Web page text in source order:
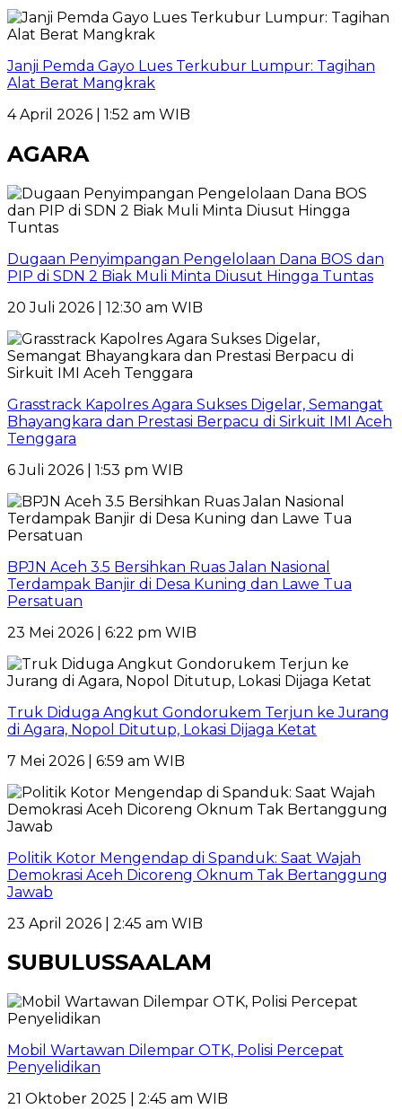
Janji Pemda Gayo Lues Terkubur Lumpur: Tagihan
Alat Berat Mangkrak
4 April 2026 | 1:52 am WIB
AGARA
Dugaan Penyimpangan Pengelolaan Dana BOS dan
PIP di SDN 2 Biak Muli Minta Diusut Hingga Tuntas
20 Juli 2026 | 12:30 am WIB
Grasstrack Kapolres Agara Sukses Digelar, Semangat
Bhayangkara dan Prestasi Berpacu di Sirkuit IMI Aceh
Tenggara
6 Juli 2026 | 1:53 pm WIB
BPJN Aceh 3.5 Bersihkan Ruas Jalan Nasional
Terdampak Banjir di Desa Kuning dan Lawe Tua
Persatuan
23 Mei 2026 | 6:22 pm WIB
Truk Diduga Angkut Gondorukem Terjun ke Jurang
di Agara, Nopol Ditutup, Lokasi Dijaga Ketat
7 Mei 2026 | 6:59 am WIB
Politik Kotor Mengendap di Spanduk: Saat Wajah
Demokrasi Aceh Dicoreng Oknum Tak Bertanggung
Jawab
23 April 2026 | 2:45 am WIB
SUBULUSSAALAM
Mobil Wartawan Dilempar OTK, Polisi Percepat
Penyelidikan
21 Oktober 2025 | 2:45 am WIB